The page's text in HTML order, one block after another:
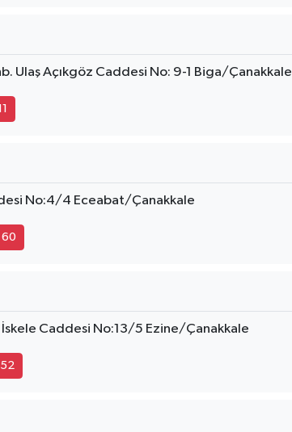
Ulaş Açıkgöz Caddesi No: 9-1 Biga/Çanakkale
No:4/4 Eceabat/Çanakkale
60
Caddesi No:13/5 Ezine/Çanakkale